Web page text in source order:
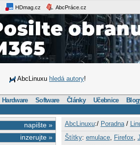
HDmag.cz AbcPráce.cz
AbcLinuxu hledá autory!
Hardware Software Články Učebnice
napište »
inzerujte »
AbcLinuxu:/ Poradna/
Štítky: emulace, Firefox